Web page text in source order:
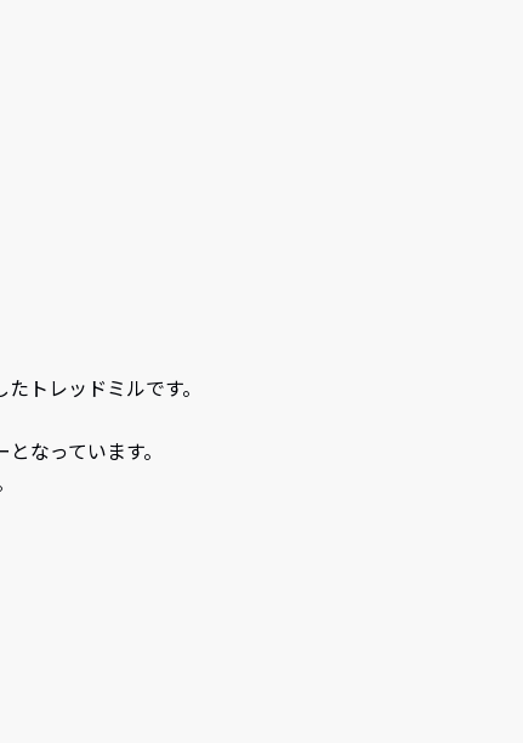
トレッドミルです。
なっています。